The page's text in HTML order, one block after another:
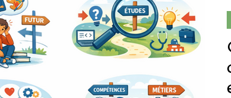
entreprise ORIENTATION
méthodes de révision